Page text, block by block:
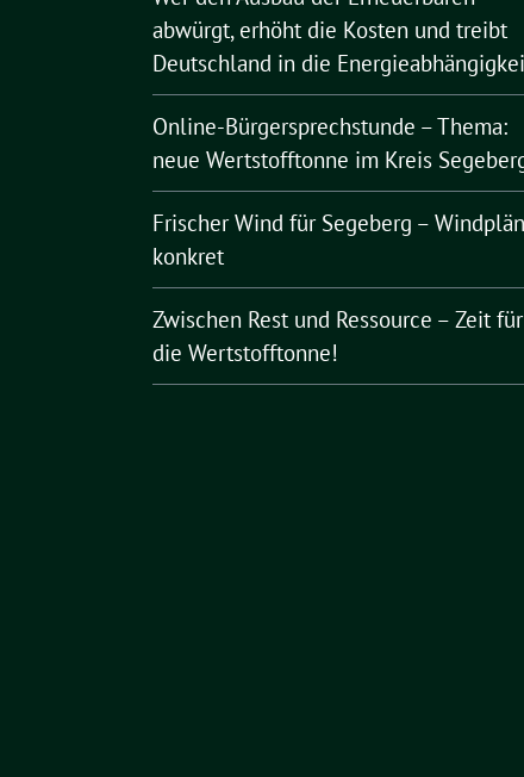
abwürgt, erhöht die Kosten und treibt
Deutschland in die
Online-Bürgersprechstunde – Thema:
neue Wertstofftonne im Kreis
Frischer Wind für Segeberg –
konkret
Zwischen Rest und Ressource – Zeit für
die Wertstofftonne!